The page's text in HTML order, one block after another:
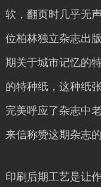
软，翻页时几乎无
位柏林独立杂志出
期关于城市记忆的
的特种纸，这种纸
完美呼应了杂志中
来信称赞这期杂志的
印刷后期工艺是让